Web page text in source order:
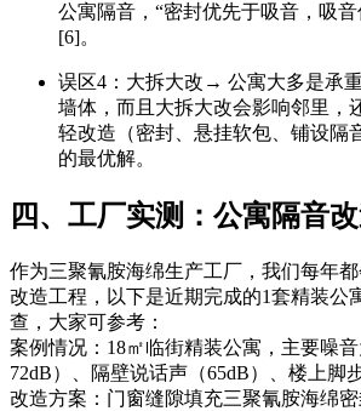
公寓隔音，“密封优先于吸音，吸
[6]。
误区4：大拆大改→ 公寓大多是承
墙体，而且大拆大改会影响邻里，
轻改造（密封、悬挂软包、铺设隔
的最优解。
四、工厂实测：公寓隔音
作为三聚氰胺海绵生产工厂，我们每年
改造工程，以下是近期完成的1套精装公
查，大家可参考：
案例情况：18㎡临街精装公寓，主要噪
72dB）、隔壁说话声（65dB）、楼上脚
改造方案：门窗缝隙填充三聚氰胺海绵